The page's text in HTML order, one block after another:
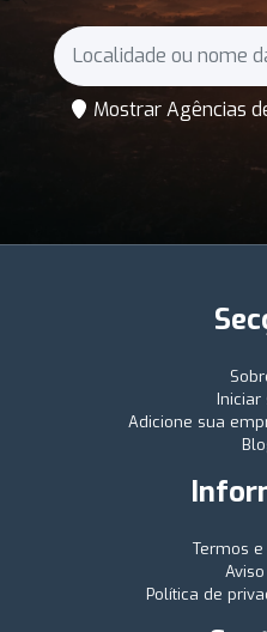
Mostrar Agências
Iniciar
Adicione sua
Termos e
Política de